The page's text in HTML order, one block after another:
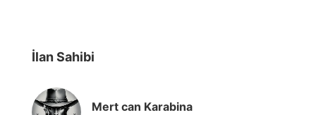
İlan Sahibi
Mert can Karabina